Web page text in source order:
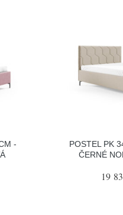
-
POSTEL PK
ČERNÉ
19